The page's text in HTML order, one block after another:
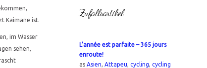
Kaimane ist.
im Wasser
sehen,
Zufallsartikel
L’année est parfaite – 365 jours
enroute!
as Asien, Attapeu, cycling, cycling